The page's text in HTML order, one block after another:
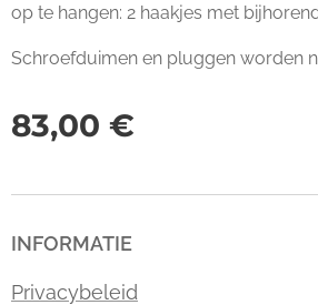
op te hangen: 2 haakjes met
Schroefduimen en pluggen worden
83,00 €
INFORMATIE
Privacybeleid